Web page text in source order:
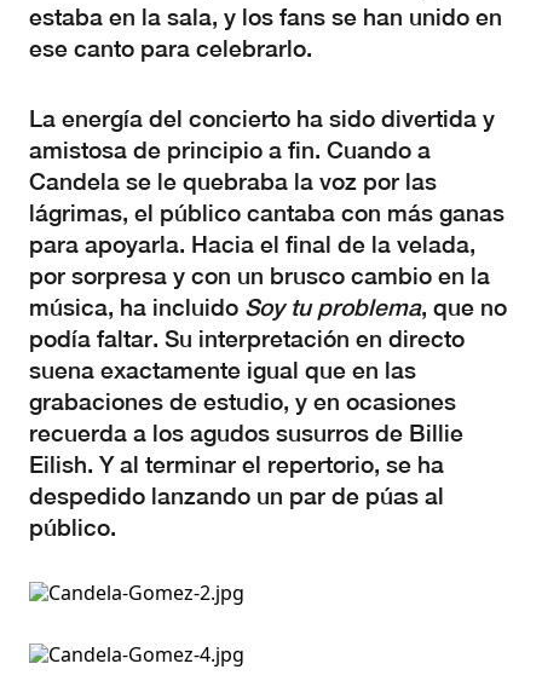
estaba en la sala, y los fans se han unido en
ese canto para celebrarlo.
La energía del concierto ha sido divertida y
amistosa de principio a fin. Cuando a
Candela se le quebraba la voz por las
lágrimas, el público cantaba con más ganas
para apoyarla. Hacia el final de la velada,
por sorpresa y con un brusco cambio en la
música, ha incluido Soy tu problema, que no
podía faltar. Su interpretación en directo
suena exactamente igual que en las
grabaciones de estudio, y en ocasiones
recuerda a los agudos susurros de Billie
Eilish. Y al terminar el repertorio, se ha
despedido lanzando un par de púas al
público.